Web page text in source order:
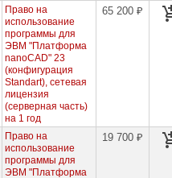
Право на
использование
программы для
ЭВМ "Платформа
nanoCAD" 23
(конфигурация
Standart), сетевая
лицензия
(серверная часть)
на 1 год
65 200 ₽
Право на
использование
программы для
ЭВМ "Платформа
19 700 ₽